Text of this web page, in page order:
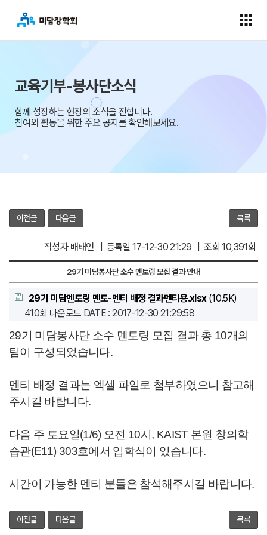
교육기부-봉사단소식
함께 성장하는 현장의 소식을 전합니다.
참여와 활동을 위한 주요 공지를 확인해보세요.
이전글 다음글 목록
작성자 배태언 | 등록일 17-12-30 21:29 | 조회 10,391회
29기 미담봉사단 소수 멘토링 모집 결과 안내
29기 미담멘토링 멘토-멘티 배정 결과멘티용.xlsx(10.5K)
410회 다운로드 DATE : 2017-12-30 21:29:58
29기 미담봉사단 소수 멘토링 모집 결과 총 10개의
팀이 구성되었습니다.
멘티 배정 결과는 엑셀 파일로 첨부하였으니 참고해
주시길 바랍니다.
다음 주 토요일(1/6) 오전 10시, KAIST 본원 창의학
습관(E11) 303호에서 입학식이 있습니다.
시간이 가능한 멘티 분들은 참석해주시길 바랍니다.
이전글 다음글 목록